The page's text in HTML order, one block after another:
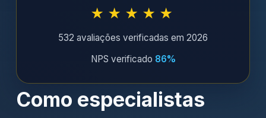
★★★★★
532 avaliações verificadas em 2026
NPS verificado 86%
Como especialistas